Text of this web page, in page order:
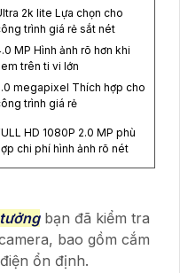
2k lite Lựa chọn cho
trình giá rẻ sắt nét
MP Hình ảnh rõ hơn khi
trên ti vi lớn
megapixel Thích hợp cho
trình giá rẻ
HD 1080P 2.0 MP phù
chi phí hình ảnh rõ nét
bạn đã kiểm tra
bao gồm cắm
ổn định.